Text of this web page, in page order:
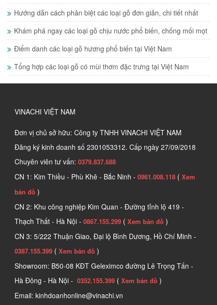
Hướng dẫn cách phân biệt các loại gỗ đơn giản, chi tiết nhất
Khám phá ngay các loại gỗ chịu nước phổ biến, chống mối mọt
Điểm danh các loại gỗ hương phổ biến tại Việt Nam
Tổng hợp các loại gỗ có mùi thơm đặc trưng tại Việt Nam
VINACHI VIỆT NAM
Đơn vị chủ sở hữu: Công ty TNHH VINACHI VIỆT NAM
Đăng ký kinh doanh số 2301053312. Cấp ngày 27/09/2018
Chuyên viên tư vấn: 0379.837.688
CN 1: Kim Thiều - Phù Khê - Bắc Ninh - 0961.008.118 ( Xem
bản đồ )
CN 2: Khu công nghiệp Kim Quan - Đường tỉnh lộ 419 -
Thạch Thất - Hà Nội - 0867.155.299 ( Xem bản đồ )
CN 3: 5/222 Thuận Giao, Đại lộ Bình Dương, Hồ Chí Minh -
0387.155.399 ( Xem bản đồ )
Showroom: B50-08 KĐT Geleximco đường Lê Trọng Tấn -
Hà Đông - Hà Nội - 0352.155.399 ( Xem bản đồ )
Email: kinhdoanhonline@vinachi.vn